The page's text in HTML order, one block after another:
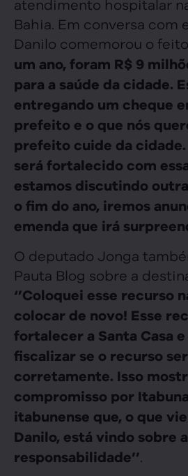
Bahia. Em conversa com
Danilo comemorou o
um ano, foram R$ 9
para a saúde da cidade.
entregando um cheque
prefeito e o que nós
prefeito cuide da cidade.
será fortalecido com
estamos discutindo
o fim do ano, iremos
emenda que irá
O deputado Jonga
Pauta Blog sobre a
‘’Coloquei esse recurso
colocar de novo! Esse
fortalecer a Santa Casa
fiscalizar se o recurso
corretamente. Isso
compromisso por
itabunense que, o que
Danilo, está vindo sobre
responsabilidade’’.